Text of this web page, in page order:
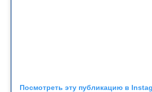
Посмотреть эту публикацию в